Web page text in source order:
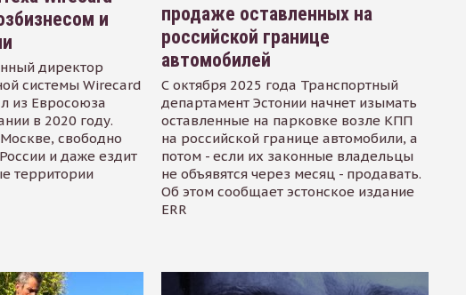
и
директор
системы Wirecard
из Евросоюза
в 2020 году.
свободно
и даже ездит
территории
продаже оставленных на
российской границе
автомобилей
С октября 2025 года Транспортный
департамент Эстонии начнет изымать
оставленные на парковке возле КПП
на российской границе автомобили, а
потом - если их законные владельцы
не объявятся через месяц - продавать.
Об этом сообщает эстонское издание
ERR